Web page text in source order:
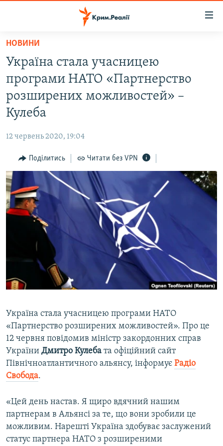
Перейти
основного
матеріалу
Перейти
до
основної
Перейти
пошуку
ВОДА.КРИМ
ВІДЕО ТА ФОТО
ПОЛІТИКА
ПОГЛЯД
ІНТЕРВ'Ю
ВСЕ ЗА ДЕНЬ
СПЕЦПРОЕКТИ
ДЕПОРТАЦІЯ
ВІДЕОУРОКИ «ELIFBE»
СВІДЧЕННЯ ОКУПАЦІЇ
УКРАЇНСЬКА ПРОБЛЕМА КРИМУ
ІНФОГРАФІКА
ЯК ОБІЙТИ БЛОКУВАННЯ
Русский
Qırımtatar
ДОЛУЧАЙСЯ!
Усі сайти RFE/RL
НОВИНИ
Україна стала учасницею
програми НАТО «Партнерство
розширених можливостей» –
Кулеба
12 червень 2020, 19:04
Поділитись Читати без VPN
Україна стала учасницею програми НАТО
«Партнерство розширених можливостей». Про це
12 червня повідомив міністр закордонних справ
України Дмитро Кулеба та офіційний сайт
Північноатлантичного альянсу, інформує Радіо
Свобода.
«Цей день настав. Я щиро вдячний нашим
партнерам в Альянсі за те, що вони зробили це
можливим. Нарешті Україна здобуває заслужений
статус партнера НАТО з розширеними